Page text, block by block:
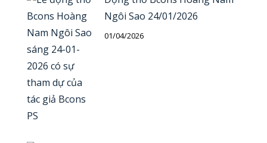
Ngôi Sao 24/01/2026
01/04/2026